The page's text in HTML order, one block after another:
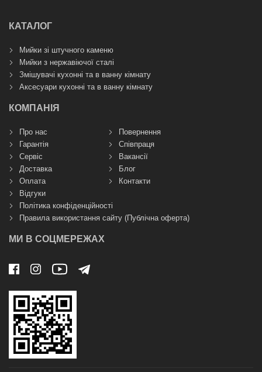
КАТАЛОГ
Мийки зі штучного каменю
Мийки з нержавіючої сталі
Змішувачі кухонні та в ванну кімнату
Аксесуари кухонні та в ванну кімнату
КОМПАНІЯ
Про нас
Гарантія
Сервіс
Доставка
Оплата
Повернення
Співпраця
Вакансії
Блог
Контакти
Відгуки
Політика конфіденційності
Правила використання сайту (Публічна оферта)
МИ В СОЦМЕРЕЖАХ